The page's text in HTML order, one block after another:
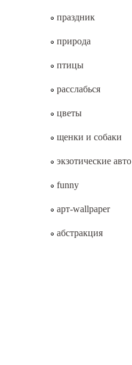
праздник
природа
птицы
расслабься
цветы
щенки и собаки
экзотические авто
funny
арт-wallpaper
абстракция